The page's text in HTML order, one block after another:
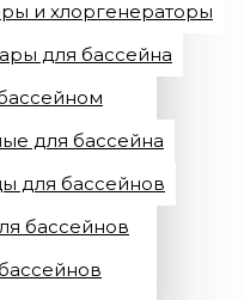
и хлоргенераторы
для бассейна
для бассейна
для бассейнов
бассейнов